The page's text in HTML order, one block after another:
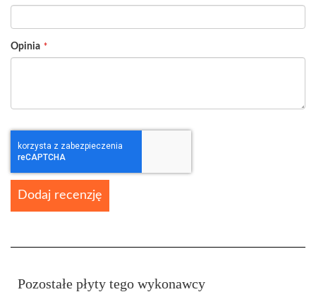
Opinia
Dodaj recenzję
Pozostałe płyty tego wykonawcy